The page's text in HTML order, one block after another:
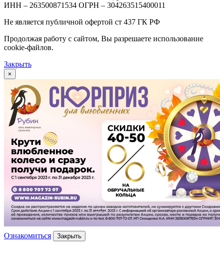
ИНН – 263500871534 ОГРН – 304263515400011
Не является публичной офертой ст 437 ГК РФ
Продолжая работу с сайтом, Вы разрешаете использование
cookie-файлов.
Закрыть
×
Ознакомиться Закрыть